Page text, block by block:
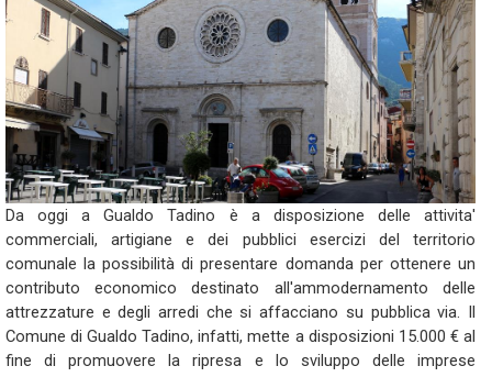
Da oggi a Gualdo Tadino è a disposizione delle attivita'
commerciali, artigiane e dei pubblici esercizi del territorio
comunale la possibilità di presentare domanda per ottenere un
contributo economico destinato all'ammodernamento delle
attrezzature e degli arredi che si affacciano su pubblica via. Il
Comune di Gualdo Tadino, infatti, mette a disposizioni 15.000 € al
fine di promuovere la ripresa e lo sviluppo delle imprese